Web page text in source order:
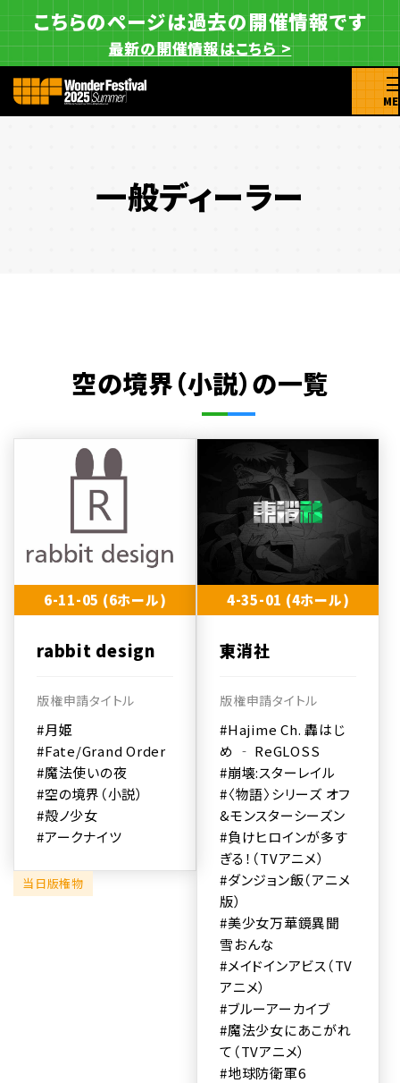
こちらのページは過去の開催情報です
最新の開催情報はこちら >
一般ディーラー
空の境界（小説）の一覧
6-11-05 (6ホール)
rabbit design
版権申請タイトル
#月姫
#Fate/Grand Order
#魔法使いの夜
#空の境界（小説）
#殻ノ少女
#アークナイツ
当日版権物
4-35-01 (4ホール)
東消社
版権申請タイトル
#Hajime Ch. 轟はじ
め ‐ ReGLOSS
#崩壊:スターレイル
#〈物語〉シリーズ オフ
&モンスターシーズン
#負けヒロインが多す
ぎる！（TVアニメ）
#ダンジョン飯（アニメ
版）
#美少女万華鏡異聞
雪おんな
#メイドインアビス（TV
アニメ）
#ブルーアーカイブ
#魔法少女にあこがれ
て（TVアニメ）
#地球防衛軍6